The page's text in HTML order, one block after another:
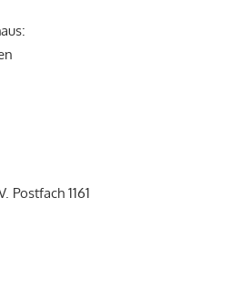
Postfach 1161